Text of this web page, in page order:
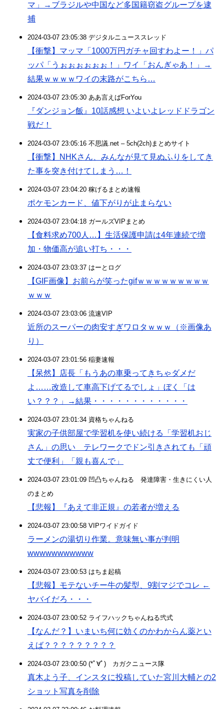
マ」→ブラジルや中国など多国籍窃盗グループを逮
捕
2024-03-07 23:05:38 デジタルニューススレッド
【衝撃】マッマ「1000万円ガチャ回すわよー！」パ
ッパ「うぉぉぉぉぉぉ！」ワイ「おんぎゃあ！」→
結果ｗｗｗｗワイの末路がこちら…
2024-03-07 23:05:30 ああ言えばForYou
『ダンジョン飯』10話感想 いよいよレッドドラゴン
戦だ！
2024-03-07 23:05:16 不思議.net – 5ch(2ch)まとめサイト
【衝撃】NHKさん、みんなが見て見ぬふりをしてき
た事を突き付けてしまう…！
2024-03-07 23:04:20 稼げるまとめ速報
ポケモンカード、値下がりが止まらない
2024-03-07 23:04:18 ガールズVIPまとめ
【食料求め700人…】生活保護申請は4年連続で増
加・物価高が追い打ち・・・
2024-03-07 23:03:37 はーとログ
【GIF画像】お前らが笑ったgifｗｗｗｗｗｗｗｗｗ
ｗｗｗ
2024-03-07 23:03:06 流速VIP
近所のスーパーの肉安すぎワロタｗｗｗ（※画像あ
り）
2024-03-07 23:01:56 稲妻速報
【呆然】店長「もうあの車乗ってきちゃダメだ
よ……改造して車高下げてるでしょ」ぼく「は
い？？？」→結果・・・・・・・・・・・・
2024-03-07 23:01:34 資格ちゃんねる
実家の子供部屋で学習机を使い続ける「学習机おじ
さん」の思い テレワークでドン引きされても「頑
丈で便利」「親も喜んで」
2024-03-07 23:01:09 凹凸ちゃんねる 発達障害・生きにくい人
のまとめ
【悲報】『あえて非正規』の若者が増える
2024-03-07 23:00:58 VIPワイドガイド
ラーメンの湯切り作業。意味無い事が判明
wwwwwwwwwww
2024-03-07 23:00:53 はちま起稿
【悲報】モテないチー牛の髪型、9割マジでコレ ←
ヤバイだろ・・・
2024-03-07 23:00:52 ライフハックちゃんねる弐式
【なんだ？】いまいち何に効くのかわからん薬とい
えば？？？？？？？？？
2024-03-07 23:00:50 (*ﾟ∀ﾟ)ゞカガクニュース隊
真木よう子、インスタに投稿していた宮川大輔との2
ショット写真を削除